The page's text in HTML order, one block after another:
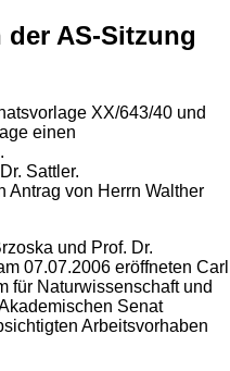
AS-Sitzung
XX/643/40 und
einen
Sattler.
Antrag von Herrn Walther
und Prof. Dr.
07.07.2006 eröffneten Carl
für Naturwissenschaft und
Senat
Arbeitsvorhaben